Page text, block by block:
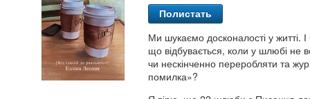
Полистать
Ми шукаємо досконалості у житті.
що відбувається, коли у шлюбі не
чи нескінченно переробляти та
помилка»?